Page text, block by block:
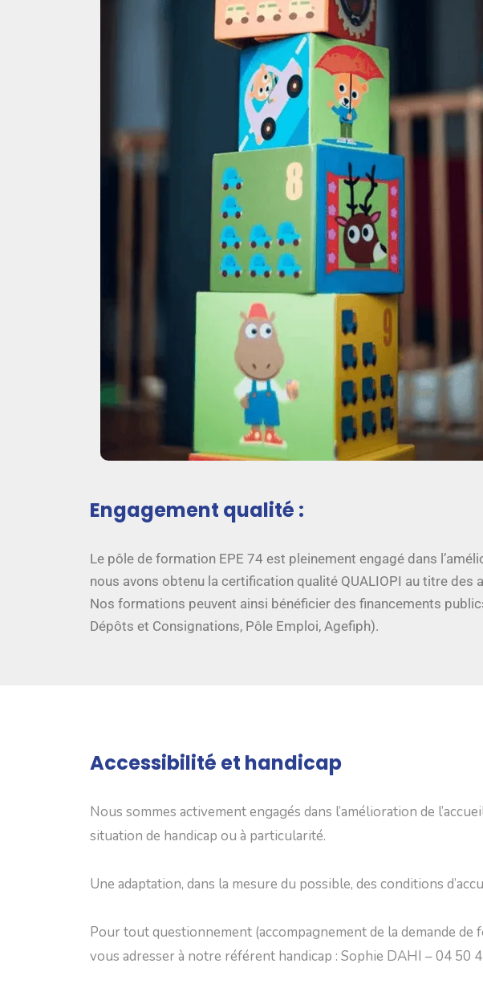
Engagement qualité :
Le pôle de formation EPE 74 est pleinement engagé dans
nous avons obtenu la certification qualité QUALIOPI au titre des
Nos formations peuvent ainsi bénéficier des financements
Dépôts et Consignations, Pôle Emploi, Agefiph).
Accessibilité et handicap
Nous sommes activement engagés dans l’amélioration de
situation de handicap ou à particularité.
Une adaptation, dans la mesure du possible, des conditions
Pour tout questionnement (accompagnement de la demande
vous adresser à notre référent handicap : Sophie DAHI – 04 50